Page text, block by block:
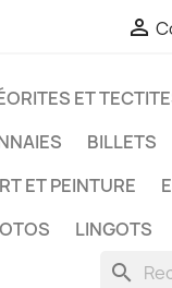

ET
BILLETS
ET PEINTURE
LINGOTS
search